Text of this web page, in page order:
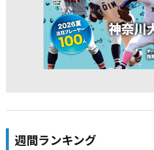
週間ランキング